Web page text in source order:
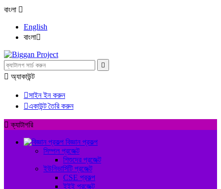
বাংলা 
English
বাংলা

 অ্যাকাউন্ট
সাইন ইন করুন
একাউন্ট তৈরি করুন
 ক্যাটাগরি
বিজ্ঞান প্রকল্প
সিম্পল প্রজেক্ট
শিশুদের প্রজেক্ট
ইউনিভার্সিটি প্রজেক্ট
CSE প্রকল্প
ইইই প্রজেক্ট